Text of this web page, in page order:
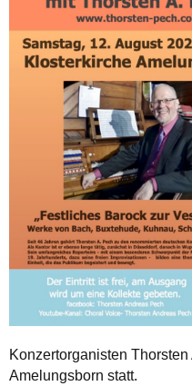
Konzertorganisten
Amelungsborn statt.